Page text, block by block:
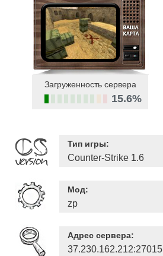
Загруженность сервера
15.6%
Тип игры:
Counter-Strike 1.6
Мод:
zp
Адрес сервера:
37.230.162.212:27015